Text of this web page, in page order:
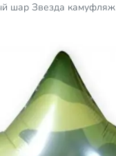
шар Звезда камуфляж